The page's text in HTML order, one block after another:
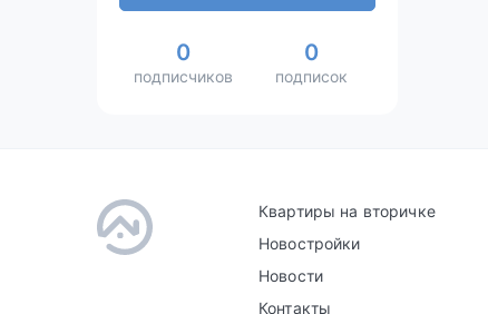
0
подписчиков
0
подписок
Квартиры на вторичке
Новостройки
Новости
Контакты